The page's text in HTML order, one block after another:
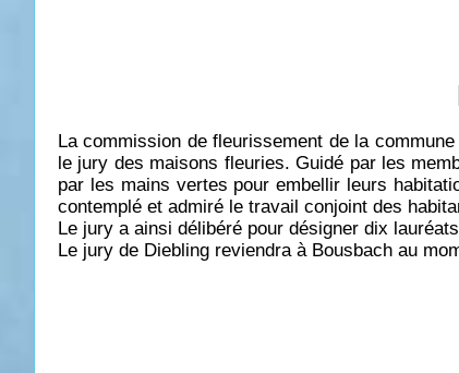
La commission de fleurissement de la
le jury des maisons fleuries. Guidé par les
par les mains vertes pour embellir leurs
contemplé et admiré le travail conjoint des
Le jury a ainsi délibéré pour désigner dix
Le jury de Diebling reviendra à Bousbach au